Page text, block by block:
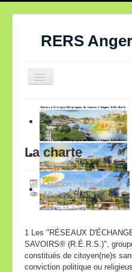
RERS
Basculer
la
Accueil RERS Angers
Qui sommes-nous ?
Vie du réseau
Offres et demandes de
Café Solidaire
Textes fondamentaux
Histoire et références
La charte
Création : 18 mai 2019
Affichages : 14791
1 Les "RÉSEAUX
SAVOIRS® (R.É.R.S.)",
constitués de citoyen(ne)s
conviction politique ou